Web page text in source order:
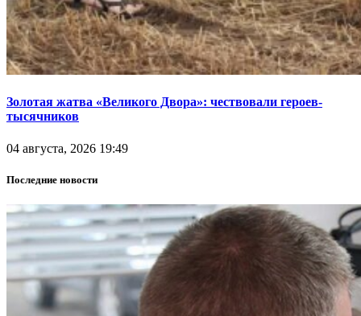
Золотая жатва «Великого Двора»: чествовали героев-
тысячников
04 августа, 2026 19:49
Последние новости